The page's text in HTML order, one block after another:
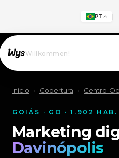
PT
Willkommen!
Início › Cobertura › Centro-
GOIÁS · GO · 1.902
Marketing
Davinópolis